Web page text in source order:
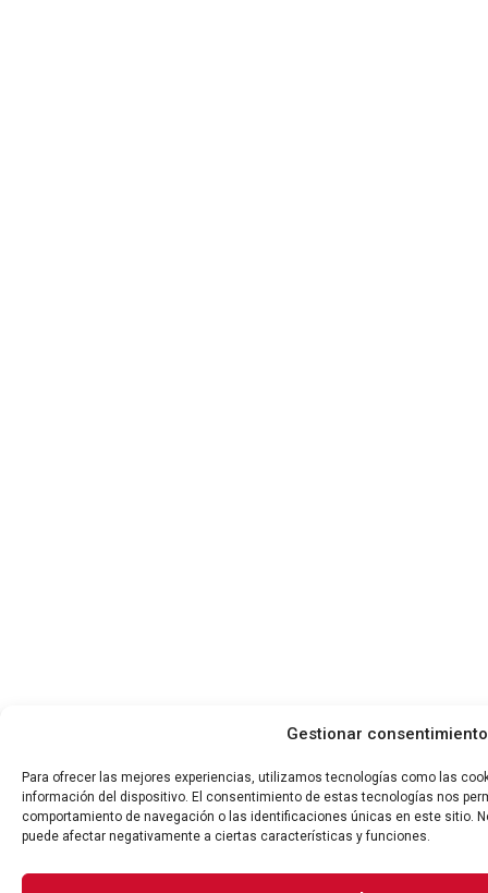
Gestionar consentimiento
Para ofrecer las mejores experiencias, utilizamos tecnologías como las
información del dispositivo. El consentimiento de estas tecnologías nos
comportamiento de navegación o las identificaciones únicas en este sitio.
puede afectar negativamente a ciertas características y funciones.